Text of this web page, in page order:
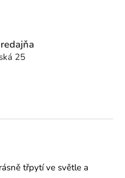
25
třpytí ve světle a